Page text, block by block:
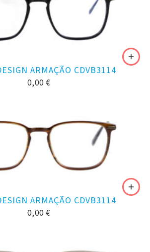
ARMAÇÃO CDVB3114
0,00 €
ARMAÇÃO CDVB3114
0,00 €